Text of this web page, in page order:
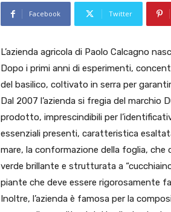
Facebook Twitter
L’azienda agricola di Paolo Calcagno
Dopo i primi anni di esperimenti,
del basilico, coltivato in serra per
Dal 2007 l’azienda si fregia del marchio
prodotto, imprescindibili per
essenziali presenti, caratteristica
mare, la conformazione della foglia,
verde brillante e strutturata a
piante che deve essere rigorosamente
Inoltre, l’azienda è famosa per la